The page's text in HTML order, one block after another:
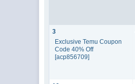
3
Exclusive Temu Coupon
Code 40% Off
[acp856709]